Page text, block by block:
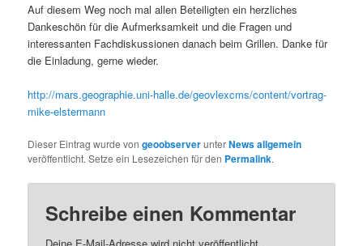
Auf diesem Weg noch mal allen Beteiligten ein herzliches
Dankeschön für die Aufmerksamkeit und die Fragen und
interessanten Fachdiskussionen danach beim Grillen. Danke für
die Einladung, gerne wieder.
http://mars.geographie.uni-halle.de/geovlexcms/content/vortrag-
mike-elstermann
Dieser Eintrag wurde vongeoobserverunterNews allgemein
veröffentlicht. Setze ein Lesezeichen für den Permalink.
Schreibe einen Kommentar